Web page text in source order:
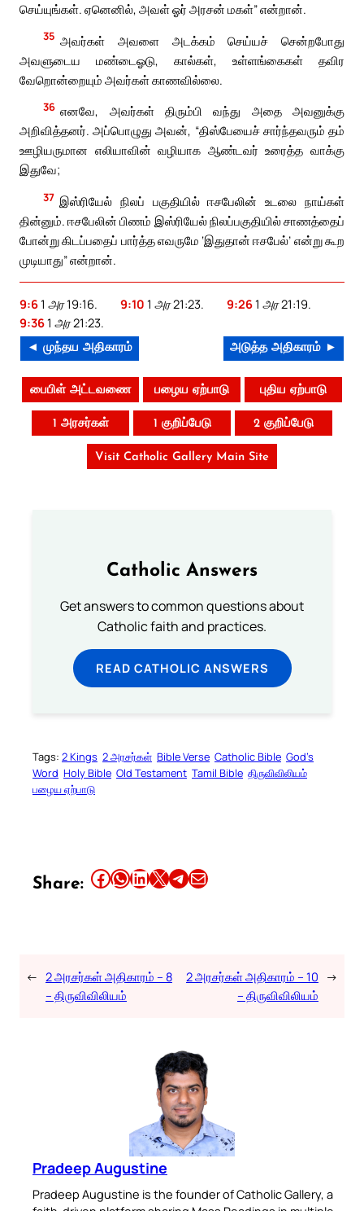
செய்யுங்கள். ஏனெனில், அவள் ஓர் அரசன் மகள்” என்றான்.
35 அவர்கள் அவளை அடக்கம் செய்யச் சென்றபோது
அவளுடைய மண்டைஓடு, கால்கள், உள்ளங்கைகள் தவிர
வேறொன்றையும் அவர்கள் காணவில்லை.
36 எனவே, அவர்கள் திரும்பி வந்து அதை அவனுக்கு
அறிவித்தனர். அப்பொழுது அவன், “திஸ்பேயைச் சார்ந்தவரும் தம்
ஊழியருமான எலியாவின் வழியாக ஆண்டவர் உரைத்த வாக்கு
இதுவே;
37 இஸ்ரியேல் நிலப் பகுதியில் ஈசபேலின் உடலை நாய்கள்
தின்னும். ஈசபேலின் பிணம் இஸ்ரியேல் நிலப்பகுதியில் சாணத்தைப்
போன்று கிடப்பதைப் பார்த்த எவருமே ‘இதுதான் ஈசபேல்’ என்று கூற
முடியாது” என்றான்.
9:61 அர 19:16. 9:10 1 அர 21:23. 9:261 அர 21:19.
9:361 அர 21:23.
◄ முந்தய அதிகாரம் அடுத்த அதிகாரம் ►
பைபிள் அட்டவணை பழைய ஏற்பாடு புதிய ஏற்பாடு
1 அரசர்கள் 1 குறிப்பேடு 2 குறிப்பேடு
Visit Catholic Gallery Main Site
Catholic Answers
Get answers to common questions about
Catholic faith and practices.
READ CATHOLIC ANSWERS
Tags: 2 Kings 2 அரசர்கள் Bible Verse Catholic Bible God’s
Word Holy Bible Old Testament Tamil Bible திருவிவிலியம்
பழைய ஏற்பாடு
Share: Share this article on Facebook Share this article on WhatsApp Share this article on LinkedIn Share this article on X Share this article on TelegramEmail this Article
← 2 அரசர்கள் அதிகாரம் – 8
– திருவிவிலியம்
2 அரசர்கள் அதிகாரம் – 10
– திருவிவிலியம்
→
Pradeep Augustine
Pradeep Augustine is the founder of Catholic Gallery, a